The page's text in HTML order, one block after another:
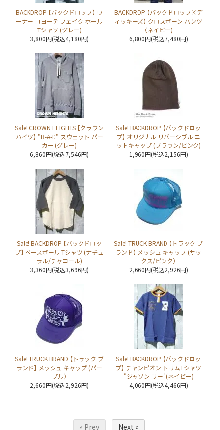
BACKDROP 【バックドロップ】 ワ
ーナー コヨーテ フェイク ホール
Tシャツ (グレー)
3,800円(税込4,180円)
BACKDROP 【バックドロップ×デ
ィッキーズ】 クロスボーン パンツ
（ネイビー)
6,800円(税込7,480円)
Sale! CROWN HEIGHTS 【クラウン
ハイツ】 "B-A-D" スウェット パー
カー (グレー)
6,860円(税込7,546円)
Sale! BACKDROP 【バックドロッ
プ】 オリジナル リバーシブル ニ
ットキャップ (ブラウン/ピンク)
1,960円(税込2,156円)
Sale! BACKDROP 【バックドロッ
プ】 ベースボール Tシャツ (ナチュ
ラル/チャコール)
3,360円(税込3,696円)
Sale! TRUCK BRAND 【トラック ブ
ランド】 メッシュ キャップ (サッ
クス/ピンク）
2,660円(税込2,926円)
Sale! TRUCK BRAND 【トラック ブ
ランド】 メッシュ キャップ (パー
プル）
2,660円(税込2,926円)
Sale! BACKDROP 【バックドロッ
プ】 チャンピオン トリムTシャツ
"ジャソン リー"(ネイビー)
4,060円(税込4,466円)
« Prev
Next »